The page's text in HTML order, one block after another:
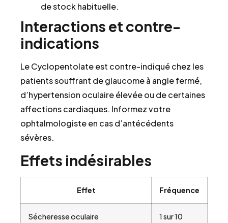
de stock habituelle.
Interactions et contre-
indications
Le Cyclopentolate est contre-indiqué chez les
patients souffrant de glaucome à angle fermé,
d’hypertension oculaire élevée ou de certaines
affections cardiaques. Informez votre
ophtalmologiste en cas d’antécédents
sévères.
Effets indésirables
Effet Fréquence
Sécheresse oculaire 1 sur 10